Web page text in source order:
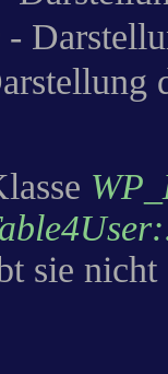
-
sie